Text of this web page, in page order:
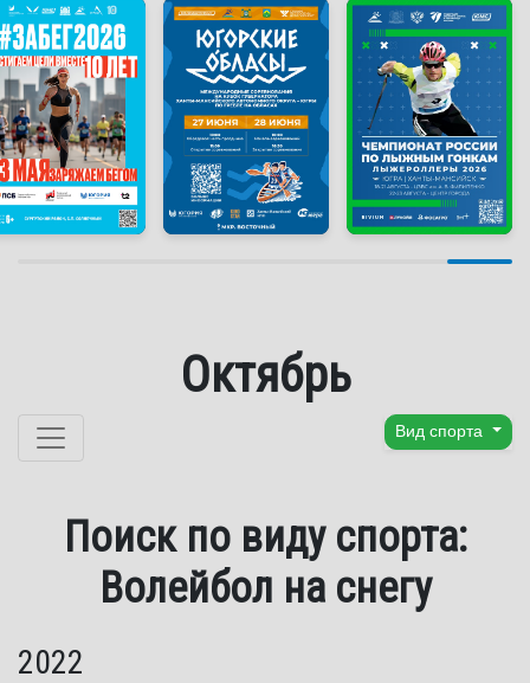
Октябрь
Перейти к содержанию Вид спорта
Поиск по виду спорта:
Волейбол на снегу
2022